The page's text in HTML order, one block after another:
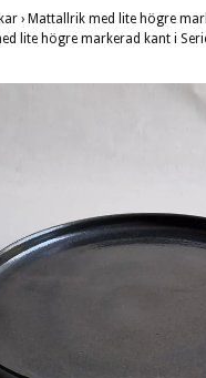
› Mattallrik med lite högre
lite högre markerad kant i